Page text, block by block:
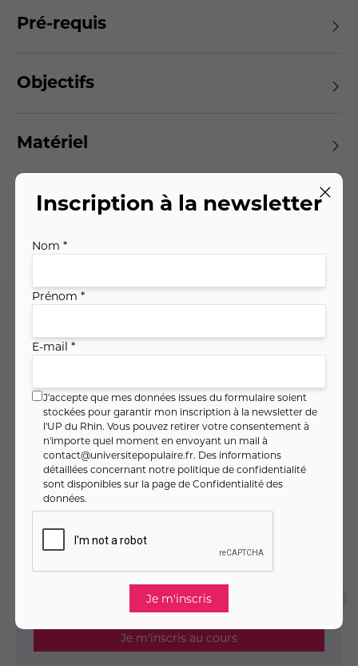
Pré-requis
Objectifs
Matériel
Planning des séances
252,00€
soit7,00€ / heure
PAIEMENT FRACTIONNÉ
84, €
Montant total :252
Je m'inscris en un seul clic
Je m'inscris au cours
Inscription à la newsletter
Nom *
Prénom *
E-mail *
J'accepte que mes données issues du formulaire soient
stockées pour garantir mon inscription à la newsletter de
l'UP du Rhin. Vous pouvez retirer votre consentement à
n'importe quel moment en envoyant un mail à
contact@universitepopulaire.fr. Des informations
détaillées concernant notre politique de confidentialité
sont disponibles sur la page deConfidentialité des
données.